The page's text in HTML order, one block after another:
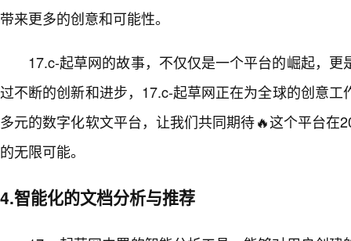
带来更多的创意和可能性。
17.c-起草网的故事，不仅仅是一个平台的崛起，
过不断的创新和进步，17.c-起草网正在为全球的创意
多元的数字化软文平台，让我们共同期待🔥这个平台在
的无限可能。
4.智能化的文档分析与推荐